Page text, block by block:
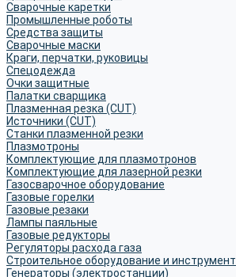
Сварочные каретки
Промышленные роботы
Средства защиты
Сварочные маски
Краги, перчатки, руковицы
Спецодежда
Очки защитные
Палатки сварщика
Плазменная резка (CUT)
Источники (CUT)
Станки плазменной резки
Плазмотроны
Комплектующие для плазмотронов
Комплектующие для лазерной резки
Газосварочное оборудование
Газовые горелки
Газовые резаки
Лампы паяльные
Газовые редукторы
Регуляторы расхода газа
Строительное оборудование и инструмент
Генераторы (электростанции)